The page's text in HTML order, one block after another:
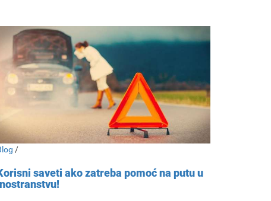
/
saveti ako zatreba pomoć na putu u